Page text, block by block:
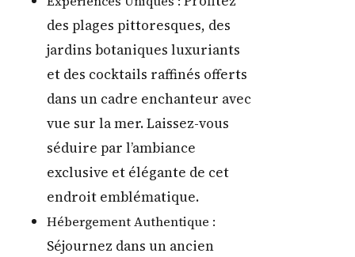
des plages pittoresques, des
jardins botaniques luxuriants
et des cocktails raffinés offerts
dans un cadre enchanteur avec
vue sur la mer. Laissez-vous
séduire par l’ambiance
exclusive et élégante de cet
endroit emblématique.
Hébergement Authentique :
Séjournez dans un ancien